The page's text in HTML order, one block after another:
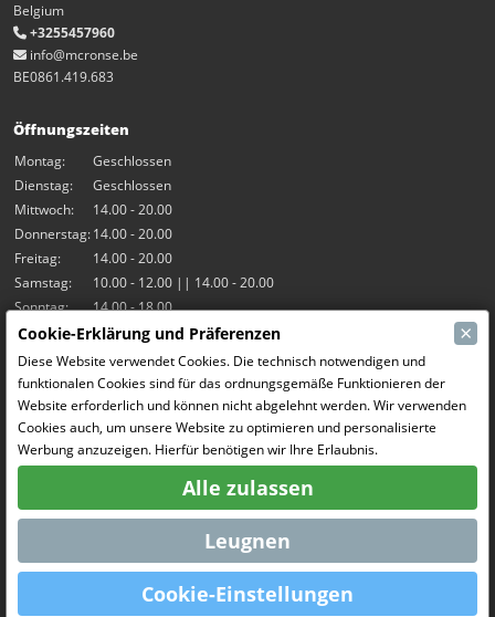
Belgium
+3255457960
info@mcronse.be
BE0861.419.683
Öffnungszeiten
Montag:
Geschlossen
Dienstag:
Geschlossen
Mittwoch:
14.00 - 20.00
Donnerstag:14.00 - 20.00
Freitag:
14.00 - 20.00
Samstag:
10.00 - 12.00 || 14.00 - 20.00
Sonntag:
14.00 - 18.00
Unsere Aktivitäten
Indoor-Halle Hangar7
RC-Drift
RC Bangers
Fun and Friends
Soziale Medien
Cookie-Erklärung und Präferenzen ×
Diese Website verwendet Cookies. Die technisch notwendigen und
funktionalen Cookies sind für das ordnungsgemäße Funktionieren der
Website erforderlich und können nicht abgelehnt werden. Wir verwenden
Cookies auch, um unsere Website zu optimieren und personalisierte
Werbung anzuzeigen. Hierfür benötigen wir Ihre Erlaubnis.
Alle zulassen
Leugnen
Cookie-Einstellungen